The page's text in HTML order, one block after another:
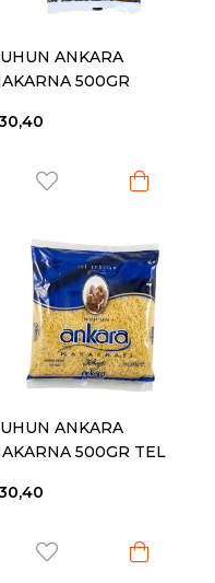
ANKARA
500GR
ANKARA
500GR TEL